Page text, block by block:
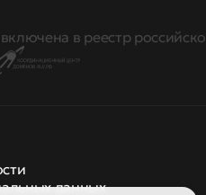
в реестр
данных